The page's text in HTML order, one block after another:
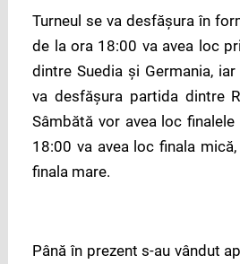
Turneul se va desfăşura în
de la ora 18:00 va avea loc
dintre Suedia şi Germania,
va desfăşura partida dintre
Sâmbătă vor avea loc
18:00 va avea loc finala
finala mare.
Până în prezent s-au vândut